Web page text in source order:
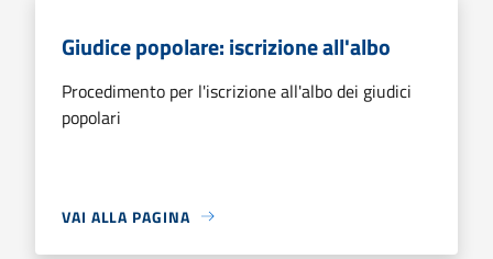
Giudice popolare: iscrizione all'albo
Procedimento per l'iscrizione all'albo dei giudici
popolari
VAI ALLA PAGINA